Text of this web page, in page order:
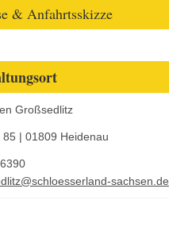
& Anfahrtsskizze
Großsedlitz
| 01809 Heidenau
sachsen.de